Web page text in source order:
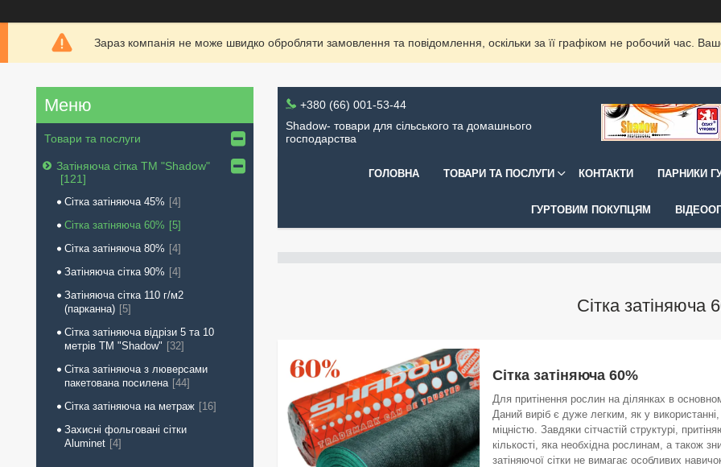
Зараз компанія не може швидко обробляти замовлення та повідомлення, оскільки за її графіком не робочий час.
+380 (66) 001-53-44
Shadow- товари для сільського та домашнього
господарства
ГОЛОВНА ТОВАРИ ТА ПОСЛУГИ КОНТАКТИ ПАРНИКИ
ГУРТОВИМ ПОКУПЦЯМ
Сітка затіняюча
Сітка затіняюча 60%
Для притінення рослин на ділянках в
Даний виріб є дуже легким, як у
міцністю. Завдяки сітчастій структурі,
кількості, яка необхідна рослинам, а також
затіняючої сітки не вимагає особливих
Товари та послуги
Затіняюча сітка ТМ "Shadow"
121
Сітка затіняюча 45%
4
Сітка затіняюча 60%
5
Сітка затіняюча 80%
4
Затіняюча сітка 90%
4
Затіняюча сітка 110 г/м2
(парканна) 5
Сітка затіняюча відрізи 5 та 10
метрів ТМ "Shadow"
32
Сітка затіняюча з люверсами
пакетована посилена 44
Сітка затіняюча на метраж
16
Захисні фольговані сітки
Aluminet 4